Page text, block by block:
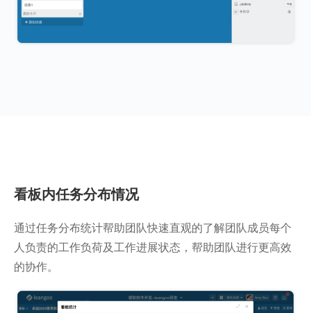
看板内任务分布情况
通过任务分布统计帮助团队快速直观的了解团队成员每个
人负责的工作负荷及工作进展状态，帮助团队进行更高效
的协作。